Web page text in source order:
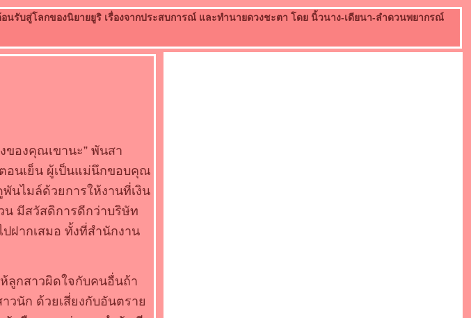
นรับสู่โลกของนิยายยูริ เรื่องจากประสบการณ์ และทำนายดวงชะตา โดย นิ้วนาง-เดียนา-ลำดวนพยากรณ์
ของคุณเขานะ” พันสา
อนเย็น ผู้เป็นแม่นึกขอบคุณ
นไมล์ด้วยการให้งานที่เงิน
น มีสวัสดิการดีกว่าบริษัท
ฝากเสมอ ทั้งที่สำนักงาน
ลูกสาวผิดใจกับคนอื่นถ้า
วนัก ด้วยเสี่ยงกับอันตรา